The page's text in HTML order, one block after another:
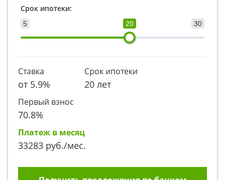
Срок ипотеки:
5 30
20
Ставка
от 5.9%
Срок ипотеки
20 лет
Первый взнос
70.8%
Платеж в месяц
33283 руб./мес.